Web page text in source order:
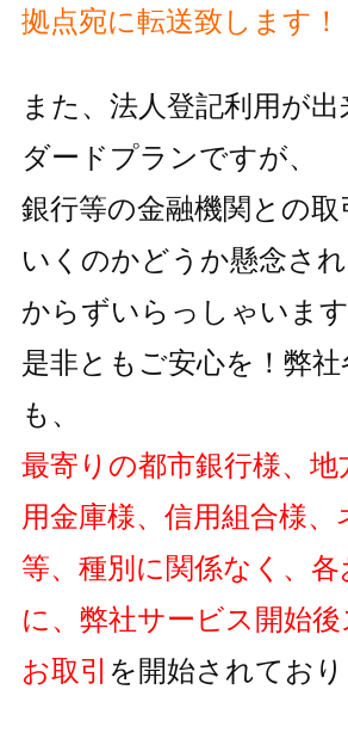
拠点宛に転送致します！
また、法人登記利用が
ダードプランですが、
銀行等の金融機関との取
いくのかどうか懸念さ
からずいらっしゃいま
是非ともご安心を！弊社
も、
最寄りの都市銀行様、地
用金庫様、信用組合様
等、種別に関係なく、各
に、弊社サービス開始
お取引 を開始されており